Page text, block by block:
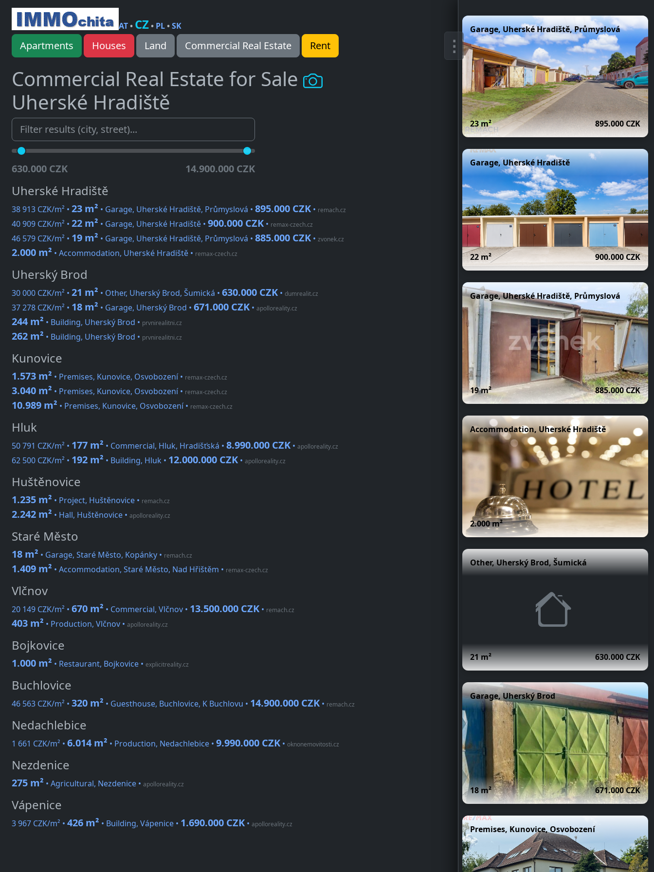
AT• CZ• PL•SK
Apartments Houses Land Commercial Real Estate Rent
Commercial Real Estate for Sale
Uherské Hradiště
630.000 CZK 14.900.000 CZK
Uherské Hradiště
38 913 CZK/m² • 23 m² • Garage, Uherské Hradiště, Průmyslová • 895.000 CZK • remach.cz
40 909 CZK/m² • 22 m² • Garage, Uherské Hradiště • 900.000 CZK • remax-czech.cz
46 579 CZK/m² • 19 m² • Garage, Uherské Hradiště, Průmyslová • 885.000 CZK • zvonek.cz
2.000 m² • Accommodation, Uherské Hradiště • remax-czech.cz
Uherský Brod
30 000 CZK/m² • 21 m² • Other, Uherský Brod, Šumická • 630.000 CZK • dumrealit.cz
37 278 CZK/m² • 18 m² • Garage, Uherský Brod • 671.000 CZK • apolloreality.cz
244 m² • Building, Uherský Brod • prvnirealitni.cz
262 m² • Building, Uherský Brod • prvnirealitni.cz
Kunovice
1.573 m² • Premises, Kunovice, Osvobození• remax-czech.cz
3.040 m² • Premises, Kunovice, Osvobození• remax-czech.cz
10.989 m² • Premises, Kunovice, Osvobození• remax-czech.cz
Hluk
50 791 CZK/m² • 177 m² • Commercial, Hluk, Hradišťská • 8.990.000 CZK • apolloreality.cz
62 500 CZK/m² • 192 m² • Building, Hluk • 12.000.000 CZK • apolloreality.cz
Huštěnovice
1.235 m² • Project, Huštěnovice • remach.cz
2.242 m² • Hall, Huštěnovice • apolloreality.cz
Staré Město
18 m² • Garage, Staré Město, Kopánky • remach.cz
1.409 m² • Accommodation, Staré Město, Nad Hřištěm • remax-czech.cz
Vlčnov
20 149 CZK/m² • 670 m² • Commercial, Vlčnov • 13.500.000 CZK • remach.cz
403 m² • Production, Vlčnov • apolloreality.cz
Bojkovice
1.000 m² • Restaurant, Bojkovice • explicitreality.cz
Buchlovice
46 563 CZK/m² • 320 m² • Guesthouse, Buchlovice, K Buchlovu • 14.900.000 CZK • remach.cz
Nedachlebice
1 661 CZK/m² • 6.014 m² • Production, Nedachlebice • 9.990.000 CZK • oknonemovitosti.cz
Nezdenice
275 m² • Agricultural, Nezdenice • apolloreality.cz
Vápenice
3 967 CZK/m² • 426 m² • Building, Vápenice • 1.690.000 CZK • apolloreality.cz